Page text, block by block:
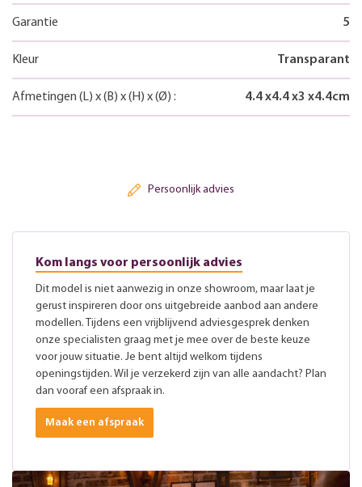
Garantie 5
Kleur Transparant
Afmetingen (L) x(B) x(H) x(Ø) : 4.4x4.4x3 x4.4cm
Persoonlijk advies
Kom langs voor persoonlijk advies
Dit model is niet aanwezig in onze showroom, maar laat je
gerust inspireren door ons uitgebreide aanbod aan andere
modellen. Tijdens een vrijblijvend adviesgesprek denken
onze specialisten graag met je mee over de beste keuze
voor jouw situatie. Je bent altijd welkom tijdens
openingstijden. Wil je verzekerd zijn van alle aandacht? Plan
dan vooraf een afspraak in.
Maak een afspraak